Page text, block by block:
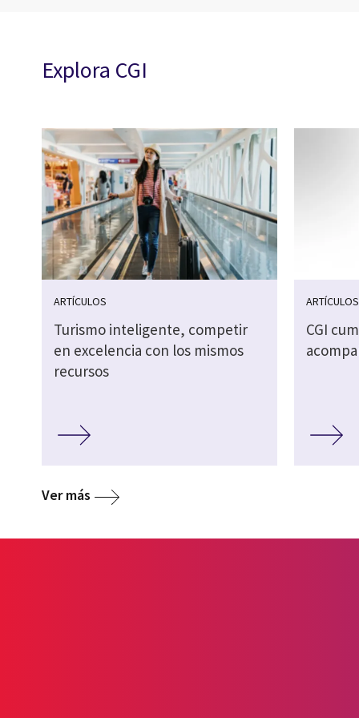
Explora CGI
ARTÍCULOS
Turismo inteligente, competir
en excelencia con los mismos
recursos
ARTÍCULOS
CGI
Ver más